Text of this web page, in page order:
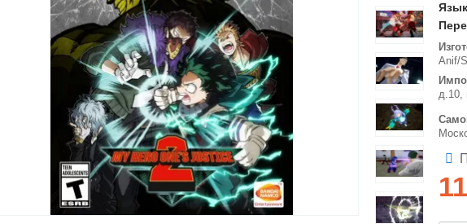
Язык
Anif/
д.10,